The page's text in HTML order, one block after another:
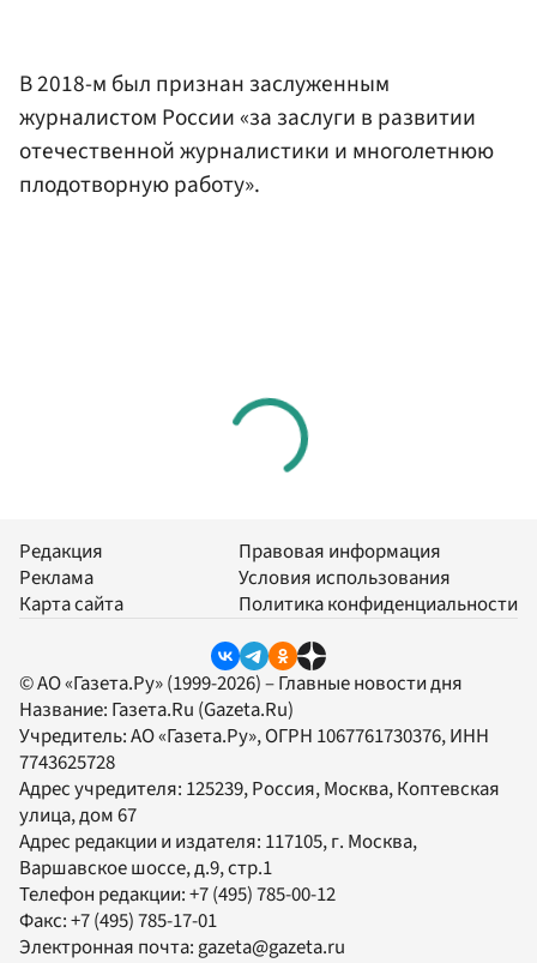
В 2018-м был признан заслуженным
журналистом России «за заслуги в развитии
отечественной журналистики и многолетнюю
плодотворную работу».
Редакция
Реклама
Карта сайта
Правовая информация
Условия использования
Политика конфиденциальности
© АО «Газета.Ру» (1999-2026) – Главные новости дня
Название: Газета.Ru (Gazeta.Ru)
Учредитель:АО «Газета.Ру», ОГРН 1067761730376, ИНН
7743625728
Адрес учредителя: 125239, Россия, Москва, Коптевская
улица, дом 67
Адрес редакции и издателя: 117105, г. Москва,
Варшавское шоссе, д.9, стр.1
Телефон редакции:+7 (495) 785-00-12
Факс:+7 (495) 785-17-01
Электронная почта:gazeta@gazeta.ru